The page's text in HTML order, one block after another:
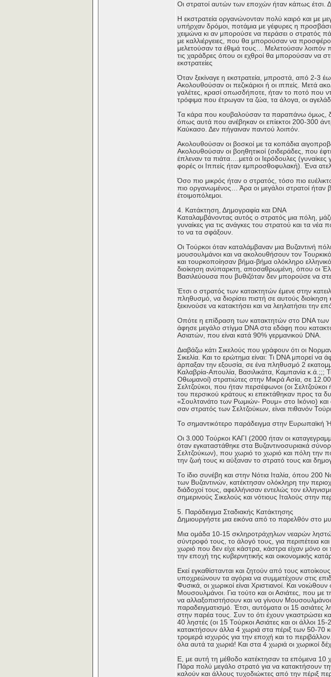
Οι στρατοί αυτών των εποχών ήταν κάπως έτσι.
Η εκστρατεία οργανώνονταν πολύ καιρό και με
υπήρχαν δρόμοι, ποτάμια με γέφυρες η
χειμώνα κι αν μπορούσε να περάσει ο στρατός
με καλλιέργειες, που θα μπορούσαν να
μελετούσαν τα έθιμά τους… Μελετούσαν
τις χαράδρες όπου οι εχθροί θα μπορούσαν να
εκστρατείες
Όταν ξεκίναγε η εκστρατεία, μπροστά, από 2-3
Ακολουθούσαν οι πεζικάριοι ή οι ιππείς. Μετά
γαλέτες, κρασί οπωσδήποτε, ήταν το ποτό που
τρόφιμα που έτρωγαν τα ζώα, τα άλογα, οι
Τα κάρα που κουβαλούσαν τα παραπάνω όμως,
όπως αυτά που ανέβηκαν οι επίεκτοι 200-300
Καύκασο. Δεν πήγαιναν παντού λοιπόν.
Ακολουθούσαν οι βοσκοί με τα κοπάδια
Ακολουθούσαν οι βοηθητικοί (σιδεράδες, που
έπλεναν τα πιάτα….μετά οι Ιερόδουλες (γυναίκες
φορές οι Ιππείς ήταν εμπροσθοφυλακή). Ένα
Όσο πιο μικρός ήταν ο στρατός, τόσο πιο
πιο οργανωμένος… Άρα οι μεγάλοι στρατοί ήταν
έτοιμοπόλεμοι.
4. Κατάκτηση, Δημογραφία και DNA
Καταλαμβάνοντας αυτός ο στρατός μια πόλη,
γυναίκες για τις ανάγκες του στρατού και τα νέα
το να τα σφάξουν.
Οι Τούρκοι όταν καταλάμβαναν μια Βυζαντινή
μουσουλμάνοι και να ακολουθήσουν τον
και τουρκοποίησαν βήμα-βήμα ολόκληρο
διοίκηση ανύπαρκτη, αποσαθρωμένη, όπου οι
Βασιλεύουσα που βυθιζόταν δεν μπορούσε να
Έτσι ο στρατός των κατακτητών έμενε στην
πληθυσμό, να διορίσει πιστή σε αυτούς διοίκηση
ξεκινούσε να κατακτήσει και να λεηλατήσει την
Οπότε η επίδραση των κατακτητών στο DNA των
άφησε μεγάλο στίγμα DNA στα εδάφη που
Ασιατών, που είναι κατά 90% γερμανικού DNA.
Διαβάζω κάτι Σικελούς που γράφουν ότι οι
Σικελία. Και το ερώτημα είναι: Τι DNA μπορεί
άρπαξαν την εξουσία, σε ένα πληθυσμό 2
Καλαβρία-Απουλία, Βασιλικάτα, Καμπανία
Οθωμανοί) στρατιώτες στην Μικρά Ασία, σε
Σελτζούκοι, που ήταν περσέφωνοι (οι
του περσικού κράτους κι επεκτάθηκαν προς τα
«Σουλτανάτο των Ρωμιών- Ρουμ» στο Ικόνιο)
σαν στρατός των Σελτζούκων, είναι πιθανόν
Το σημαντικότερο παράδειγμα στην Ευρωπαϊκή
Οι 3.000 Τούρκοι ΚΑΓΙ (2000 ήταν οι
όταν εγκαταστάθηκε στα Βυζαντινοσυριακά
Σελτζούκων), που χωριό το χωριό και πόλη την
την ζωή τους κι αύξαναν το στρατό τους και
Το ίδιο συνέβη και στην Νότια Ιταλία, όπου 200
των Βυζαντινών, κατέκτησαν ολόκληρη την
διάδοχοί τους, αφελλήνισαν εντελώς τον
σημερινούς Σικελούς και νότιους Ιταλούς στην
5. Παράδειγμα Σταδιακής Κατάκτησης
Δημιουργήστε μια εικόνα από το παρελθόν στο
Μια ομάδα 10-15 σκληροτράχηλων νεαρών
σύντροφό τους, το άλογό τους, για περιπέτεια
χωριό που δεν είχε κάστρα, κάστρα είχαν μόνο
την εποχή της κυβερνητικής και οικονομικής
Εκεί εγκαθίστανται και ζητούν από τους
υποχρεώνουν τα αγόρια να συμμετέχουν στις
Φυσικά, οι χωρικοί είναι Χριστιανοί. Και
Μουσουλμάνοι. Για τούτο και οι Ασιάτες, που με
να αλλαξοπιστήσουν και να γίνουν
παραδειγματισμό. Έτσι, αυτόματα οι 15
στην παρέα τους. Συν το ότι έχουν γκαστρώσει
40 ληστές (οι 15 Τούρκοι Ασιάτες και οι άλλοι
κατακτήσουν άλλα 4 χωριά στα πέριξ των 50-70
τρομερά ισχυρός για την εποχή και το
όλα αυτά τα χωριά! Και στα 4 χωριά οι χωρικοί
Ε, με αυτή τη μέθοδο κατέκτησαν τα επόμενα 10
Πάρα πολύ μεγάλο στρατό για να κατακτήσουν
καλούν και άλλους τυχοδιώκτες από την πέριξ